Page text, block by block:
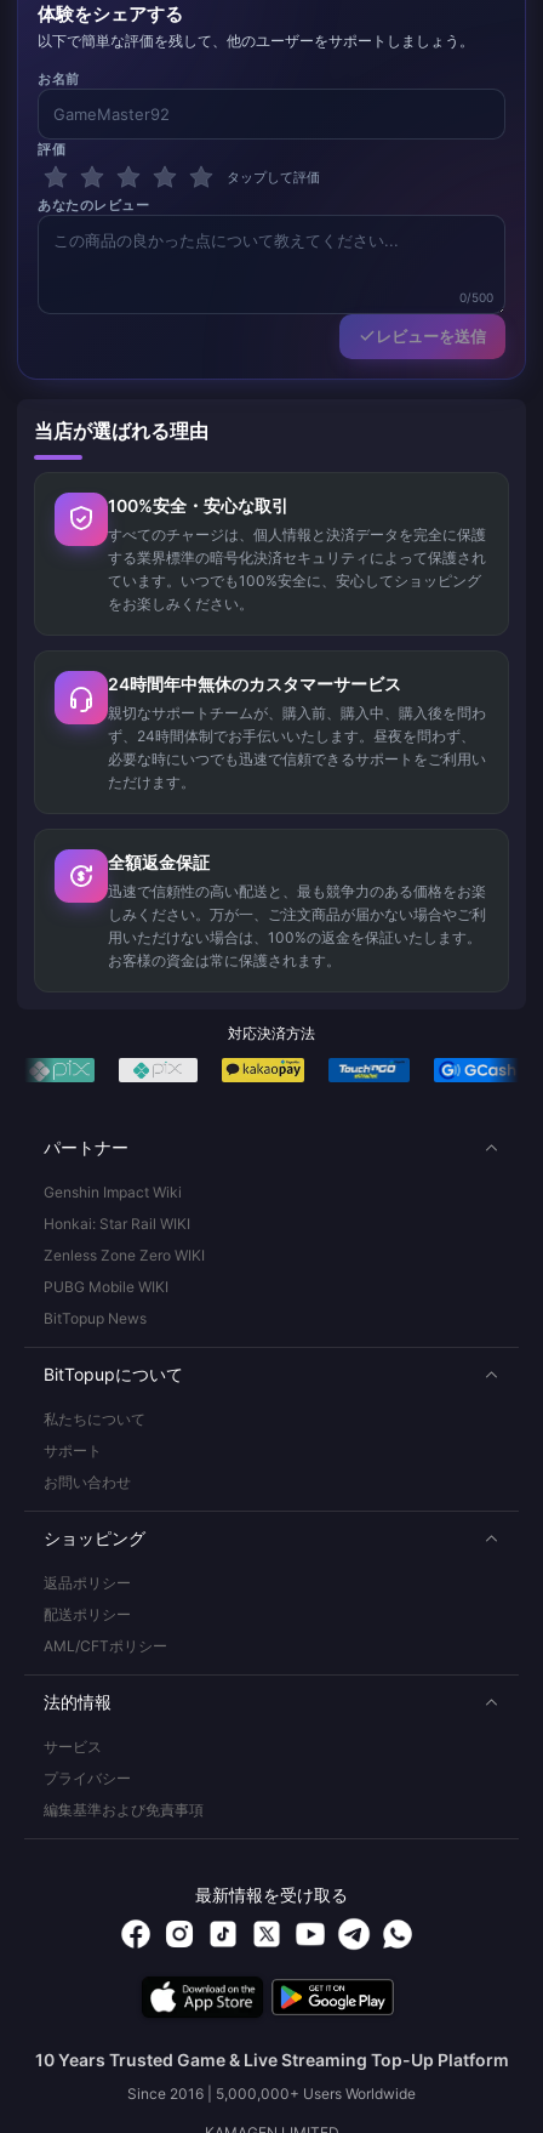
体験をシェアする
以下で簡単な評価を残して、他のユーザーをサポートしましょう。
お名前
評価
タップして評価
あなたのレビュー
0/500
レビューを送信
当店が選ばれる理由
100%安全・安心な取引
すべてのチャージは、個人情報と決済データを完全に保護
する業界標準の暗号化決済セキュリティによって保護され
ています。いつでも100%安全に、安心してショッピング
をお楽しみください。
24時間年中無休のカスタマーサービス
親切なサポートチームが、購入前、購入中、購入後を問わ
ず、24時間体制でお手伝いいたします。昼夜を問わず、
必要な時にいつでも迅速で信頼できるサポートをご利用い
ただけます。
全額返金保証
迅速で信頼性の高い配送と、最も競争力のある価格をお楽
しみください。万が一、ご注文商品が届かない場合やご利
用いただけない場合は、100%の返金を保証いたします。
お客様の資金は常に保護されます。
対応決済方法
パートナー
Genshin Impact Wiki
Honkai: Star Rail WIKI
Zenless Zone Zero WIKI
PUBG Mobile WIKI
BitTopup News
BitTopupについて
私たちについて
サポート
お問い合わせ
ショッピング
返品ポリシー
配送ポリシー
AML/CFTポリシー
法的情報
サービス
プライバシー
編集基準および免責事項
最新情報を受け取る
10 Years Trusted Game & Live Streaming Top-Up Platform
Since 2016 | 5,000,000+ Users Worldwide